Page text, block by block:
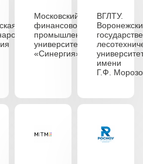
Московский
финансово-
промышленный
университет
«Синергия»
ВГЛТУ.
имени
Г.Ф.